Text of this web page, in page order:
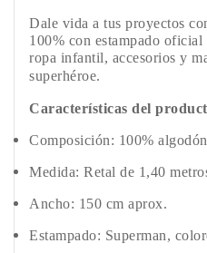
Dale vida a tus proyectos
100% con estampado oficial
ropa infantil, accesorios y
superhéroe.
Características del
Composición: 100% algodón
Medida: Retal de 1,40
Ancho: 150 cm aprox.
Estampado: Superman,